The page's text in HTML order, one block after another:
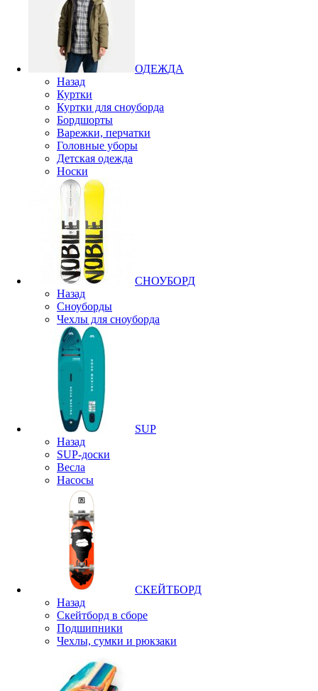
ОДЕЖДА
Назад
Куртки
Куртки для сноуборда
Бордшорты
Варежки, перчатки
Головные уборы
Детская одежда
Носки
СНОУБОРД
Назад
Сноуборды
Чехлы для сноуборда
SUP
Назад
SUP-доски
Весла
Насосы
СКЕЙТБОРД
Назад
Скейтборд в сборе
Подшипники
Чехлы, сумки и рюкзаки